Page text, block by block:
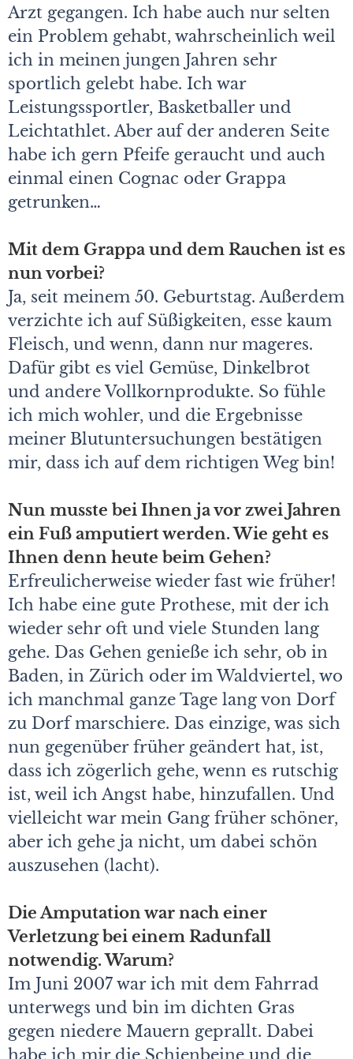
Arzt gegangen. Ich habe auch nur selten
ein Problem gehabt, wahrscheinlich weil
ich in meinen jungen Jahren sehr
sportlich gelebt habe. Ich war
Leistungssportler, Basketballer und
Leichtathlet. Aber auf der anderen Seite
habe ich gern Pfeife geraucht und auch
einmal einen Cognac oder Grappa
getrunken…
Mit dem Grappa und dem Rauchen ist es
nun vorbei?
Ja, seit meinem 50. Geburtstag. Außerdem
verzichte ich auf Süßigkeiten, esse kaum
Fleisch, und wenn, dann nur mageres.
Dafür gibt es viel Gemüse, Dinkelbrot
und andere Vollkornprodukte. So fühle
ich mich wohler, und die Ergebnisse
meiner Blutuntersuchungen bestätigen
mir, dass ich auf dem richtigen Weg bin!
Nun musste bei Ihnen ja vor zwei Jahren
ein Fuß amputiert werden. Wie geht es
Ihnen denn heute beim Gehen?
Erfreulicherweise wieder fast wie früher!
Ich habe eine gute Prothese, mit der ich
wieder sehr oft und viele Stunden lang
gehe. Das Gehen genieße ich sehr, ob in
Baden, in Zürich oder im Waldviertel, wo
ich manchmal ganze Tage lang von Dorf
zu Dorf marschiere. Das einzige, was sich
nun gegenüber früher geändert hat, ist,
dass ich zögerlich gehe, wenn es rutschig
ist, weil ich Angst habe, hinzufallen. Und
vielleicht war mein Gang früher schöner,
aber ich gehe ja nicht, um dabei schön
auszusehen (lacht).
Die Amputation war nach einer
Verletzung bei einem Radunfall
notwendig. Warum?
Im Juni 2007 war ich mit dem Fahrrad
unterwegs und bin im dichten Gras
gegen niedere Mauern geprallt. Dabei